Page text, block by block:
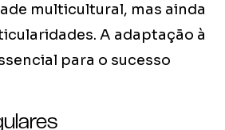
multicultural, mas ainda
A adaptação à
para o sucesso